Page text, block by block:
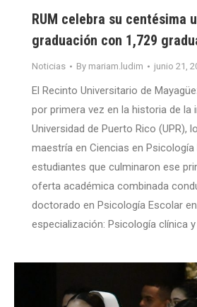
RUM celebra su centésima
graduación con 1,729
Noticias By mariam.ludim junio 21,
El Recinto Universitario de
por primera vez en la historia de la
Universidad de Puerto Rico (UPR),
maestría en Ciencias en
estudiantes que culminaron ese
oferta académica combinada
doctorado en Psicología Escolar
especialización: Psicología clínica